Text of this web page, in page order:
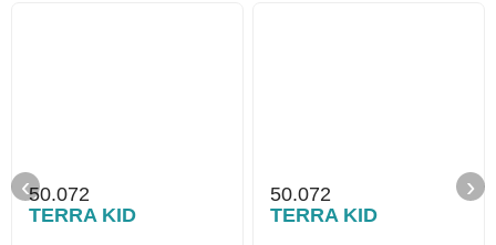
50.072
TERRA KID
50.072
TERRA KID
‹ ›